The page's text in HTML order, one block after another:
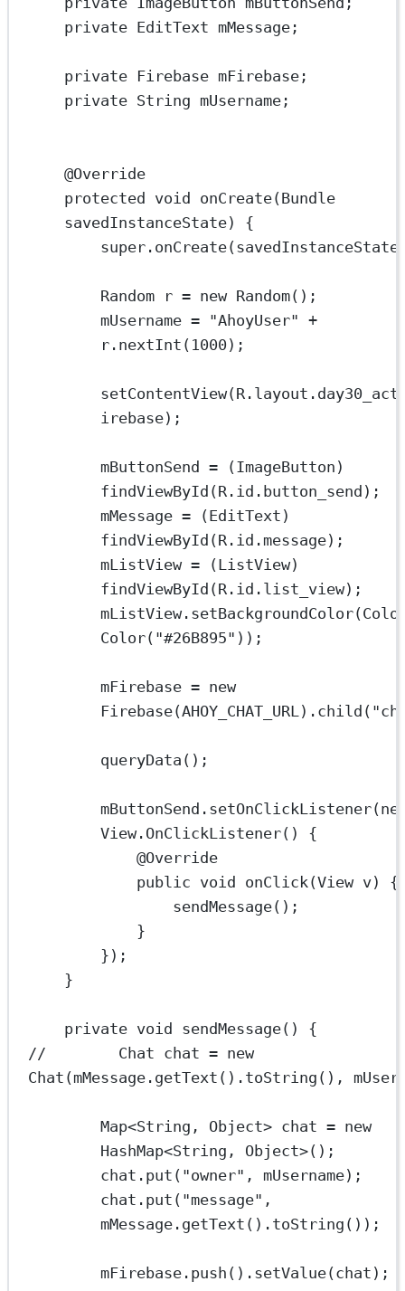
private EditText mMessage;
private Firebase mFirebase;
private String mUsername;
@Override
protected
void onCreate
savedInstanceState) {
super . onCreate
Random r = new Random();
mUsername = "AhoyUser"
+
r. nextInt ( 1000 );
setContentView
irebase);
mButtonSend =
findViewById (R.id.button_send);
mMessage =
findViewById (R.id.message);
mListView =
findViewById (R.id.list_view);
mListView. setBackgroundColor
Color( "#26B895" ));
mFirebase = new
Firebase(AHOY_CHAT_URL). child (
queryData ();
mButtonSend. setOnClickListener(
View. OnClickListener() {
@Override
public void onClick(View v) {
sendMessage();
}
});
}
private void sendMessage() {
//        Chat chat = new
Chat(mMessage.getText().toString(),
Map<String , Object> chat = new
HashMap<String , Object>();
chat. put ( "owner" , mUsername);
chat. put ( "message" ,
mMessage. getText (). toString ());
mFirebase. push (). setValue(chat);